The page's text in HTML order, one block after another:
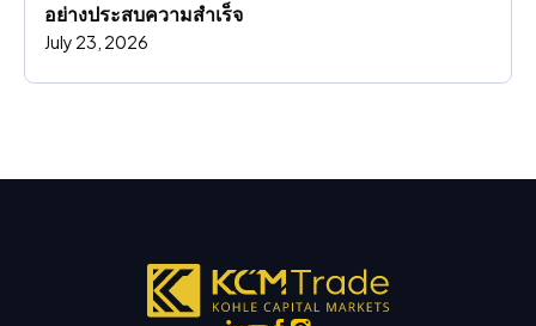
อย่างประสบความสําเร็จ
July 23, 2026